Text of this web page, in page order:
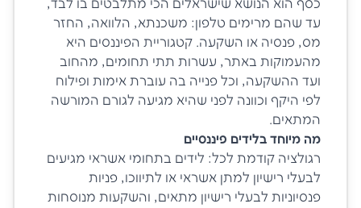
כסף הוא הנושא שישראלים הכי מתלבטים בו לבד,
עד שהם מרימים טלפון: משכנתא, הלוואה, החזר
מס, פנסיה או השקעה. קטגוריית הפיננסים היא
מהעמוקות באתר, עשרות תתי תחומים, מהחוב
ועד ההשקעה, וכל פנייה בה עוברת אימות ופילוח
לפי היקף וכוונה לפני שהיא מגיעה לגורם המורשה
המתאים.
מה מיוחד בלידים פיננסיים
רגולציה קודמת לכל: לידים בתחומי אשראי מגיעים
לבעלי רישיון למתן אשראי או לתיווכו, פניות
פנסיוניות לבעלי רישיון מתאים, והשקעות מנוסחות